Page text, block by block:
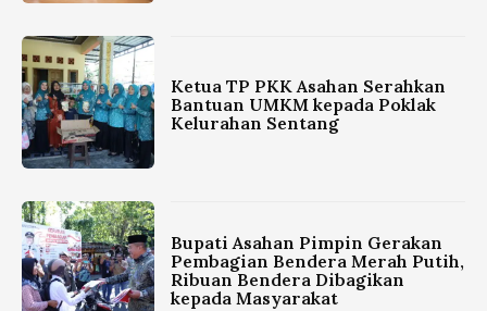
Ketua TP PKK Asahan Serahkan
Bantuan UMKM kepada Poklak
Kelurahan Sentang
Bupati Asahan Pimpin Gerakan
Pembagian Bendera Merah Putih,
Ribuan Bendera Dibagikan
kepada Masyarakat